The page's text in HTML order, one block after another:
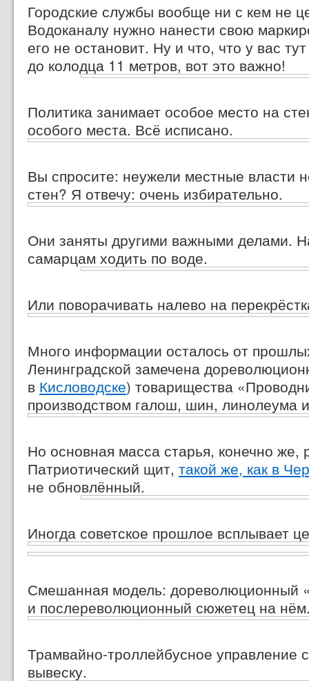
Городские службы вообще ни с кем не
Водоканалу нужно нанести свою
его не остановит. Ну и что, что у вас
до колодца 11 метров, вот это важно!
Политика занимает особое место на
особого места. Всё исписано.
Вы спросите: неужели местные власти
стен? Я отвечу: очень избирательно.
Они заняты другими важными делами.
самарцам ходить по воде.
Или поворачивать налево на
Много информации осталось от
Ленинградской замечена
в Кисловодске) товарищества
производством галош, шин, линолеума
Но основная масса старья, конечно
Патриотический щит, такой же, как в
не обновлённый.
Иногда советское прошлое всплывает
Смешанная модель: дореволюционный
и послереволюционный сюжетец на
Трамвайно-троллейбусное управление
вывеску.